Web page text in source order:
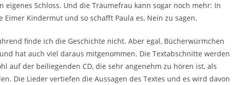
eigenes Schloss. Und die Träumefrau kann sogar noch mehr: In
Kindermut und so schafft Paula es, Nein zu sagen.
finde ich die Geschichte nicht. Aber egal, Bücherwürmchen
hat auch viel daraus mitgenommen. Die Textabschnitte werden
auf der beiliegenden CD, die sehr angenehm zu hören ist, als
Die Lieder vertiefen die Aussagen des Textes und es wird davon